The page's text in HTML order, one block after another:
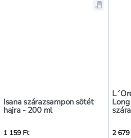
Isana szárazsampon sötét
hajra - 200 ml
Mentés
1 159 Ft 2